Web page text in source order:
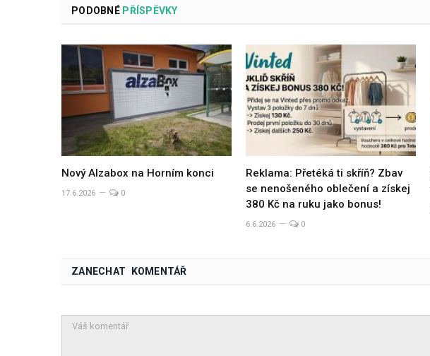
PODOBNÉPŘÍSPĚVKY
Nový Alzabox na Horním konci
17.6.2026 0
Reklama: Přetéká ti skříň? Zbav
se nenošeného oblečení a získej
380 Kč na ruku jako bonus!
6.6.2026 0
ZANECHAT KOMENTÁŘ